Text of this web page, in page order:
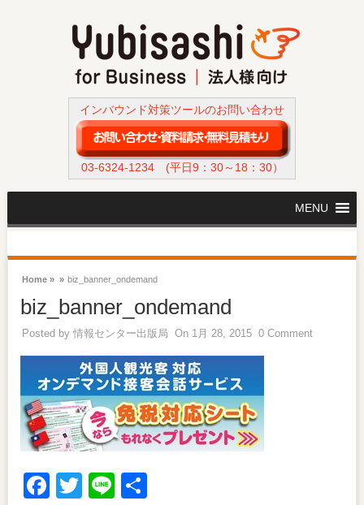
インバウンド対策ツールのお問い合わせ
03-6324-1234(平日9：30～18：30）
MENU
Home » » biz_banner_ondemand
biz_banner_ondemand
Posted by 情報センター出版局 On 1月 28, 2015 0 Comment
Facebook
Twitter
Line共